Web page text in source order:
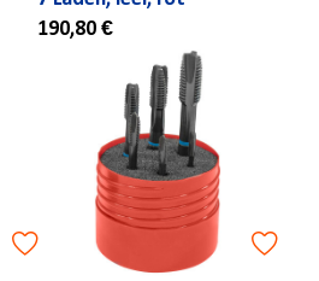
190,80 €